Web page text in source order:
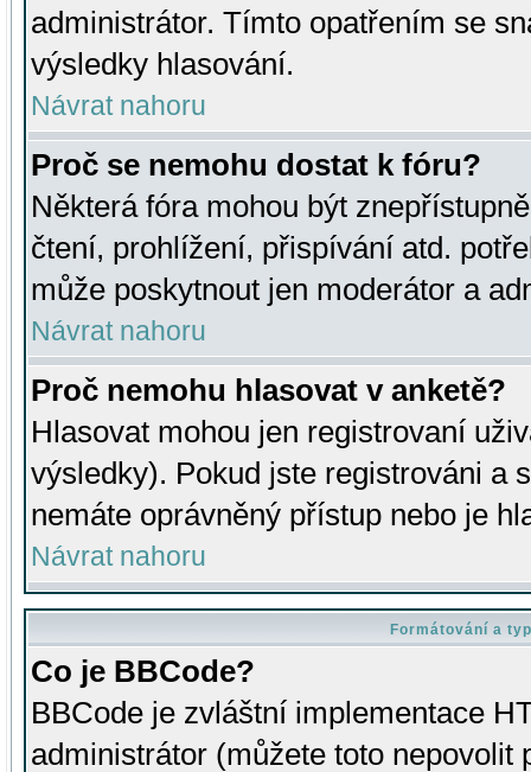
administrátor. Tímto opatřením se
výsledky hlasování.
Návrat nahoru
Proč se nemohu dostat k fóru?
Některá fóra mohou být
čtení, prohlížení, přispívání atd.
může poskytnout jen moderátor a
Návrat nahoru
Proč nemohu hlasovat v anketě?
Hlasovat mohou jen registrovaní
výsledky). Pokud jste registrováni a
nemáte oprávněný přístup nebo je
Návrat nahoru
Formátování a
Co je BBCode?
BBCode je zvláštní implementace
administrátor (můžete toto